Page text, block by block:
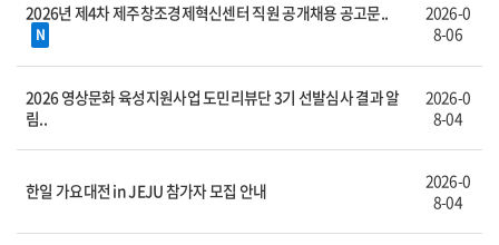
2026년 제4차 제주창조경제혁신센터 직원 공개채용 공고문..
N
2026-0
8-06
2026 영상문화 육성지원사업 도민리뷰단 3기 선발심사 결과 알
림..
2026-0
8-04
한일 가요대전 in JEJU 참가자 모집 안내
2026-0
8-04